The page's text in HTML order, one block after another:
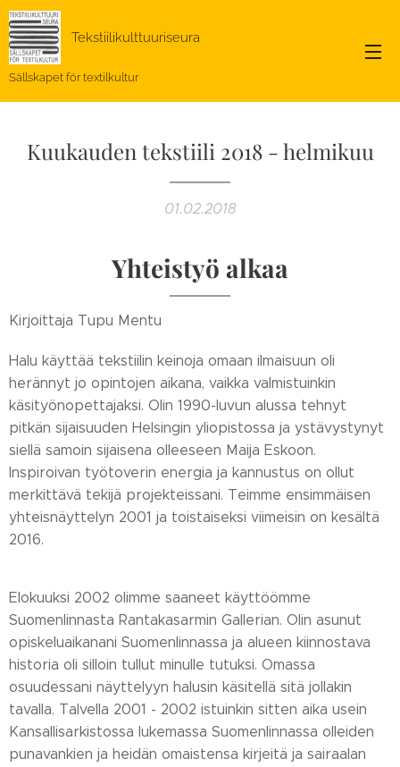
Tekstiilikulttuuriseura
Sällskapet för textilkultur
Kuukauden tekstiili 2018 - helmikuu
01.02.2018
Yhteistyö alkaa
Kirjoittaja Tupu Mentu
Halu käyttää tekstiilin keinoja omaan ilmaisuun oli
herännyt jo opintojen aikana, vaikka valmistuinkin
käsityönopettajaksi. Olin 1990-luvun alussa tehnyt
pitkän sijaisuuden Helsingin yliopistossa ja ystävystynyt
siellä samoin sijaisena olleeseen Maija Eskoon.
Inspiroivan työtoverin energia ja kannustus on ollut
merkittävä tekijä projekteissani. Teimme ensimmäisen
yhteisnäyttelyn 2001 ja toistaiseksi viimeisin on kesältä
2016.
Elokuuksi 2002 olimme saaneet käyttöömme
Suomenlinnasta Rantakasarmin Gallerian. Olin asunut
opiskeluaikanani Suomenlinnassa ja alueen kiinnostava
historia oli silloin tullut minulle tutuksi. Omassa
osuudessani näyttelyyn halusin käsitellä sitä jollakin
tavalla. Talvella 2001 - 2002 istuinkin sitten aika usein
Kansallisarkistossa lukemassa Suomenlinnassa olleiden
punavankien ja heidän omaistensa kirjeitä ja sairaalan